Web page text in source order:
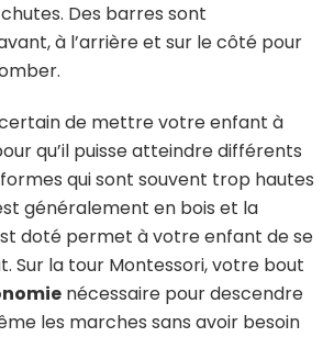
Des barres sont
à l’arrière et sur le côté pour
certain de mettre votre enfant à
qu’il puisse atteindre différents
qui sont souvent trop hautes
généralement en bois et la
doté permet à votre enfant de se
Sur la tour Montessori, votre bout
nécessaire pour descendre
les marches sans avoir besoin